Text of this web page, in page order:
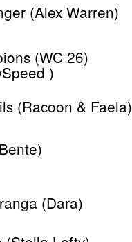
(Alex Warren)
(WC 26)
)
(Racoon & Faela)
(Dara)